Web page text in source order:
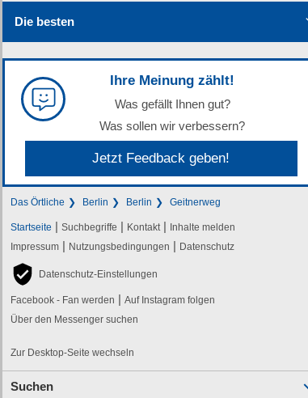
Die besten
Ihre Meinung zählt!
Was gefällt Ihnen gut?
Was sollen wir verbessern?
Jetzt Feedback geben!
Das Örtliche Berlin Berlin Geitnerweg
Startseite | Suchbegriffe | Kontakt | Inhalte melden
Impressum | Nutzungsbedingungen | Datenschutz
Datenschutz-Einstellungen
Facebook - Fan werden | Auf Instagram folgen
Über den Messenger suchen
Zur Desktop-Seite wechseln
Suchen